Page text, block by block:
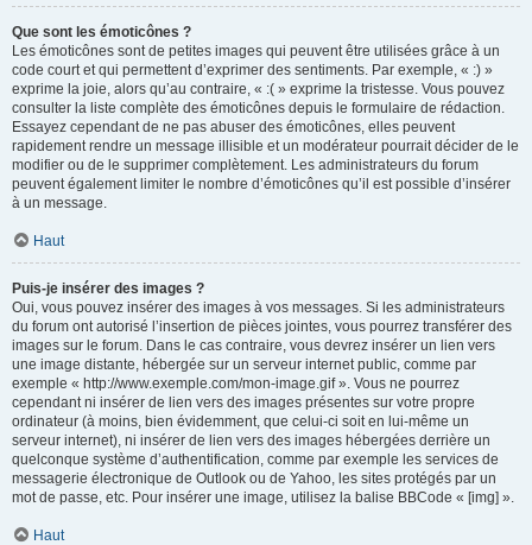
Que sont les émoticônes ?
Les émoticônes sont de petites images qui peuvent être utilisées grâce à un
code court et qui permettent d’exprimer des sentiments. Par exemple, « :) »
exprime la joie, alors qu’au contraire, « :( » exprime la tristesse. Vous pouvez
consulter la liste complète des émoticônes depuis le formulaire de rédaction.
Essayez cependant de ne pas abuser des émoticônes, elles peuvent
rapidement rendre un message illisible et un modérateur pourrait décider de le
modifier ou de le supprimer complètement. Les administrateurs du forum
peuvent également limiter le nombre d’émoticônes qu’il est possible d’insérer
à un message.
Haut
Puis-je insérer des images ?
Oui, vous pouvez insérer des images à vos messages. Si les administrateurs
du forum ont autorisé l’insertion de pièces jointes, vous pourrez transférer des
images sur le forum. Dans le cas contraire, vous devrez insérer un lien vers
une image distante, hébergée sur un serveur internet public, comme par
exemple « http://www.exemple.com/mon-image.gif ». Vous ne pourrez
cependant ni insérer de lien vers des images présentes sur votre propre
ordinateur (à moins, bien évidemment, que celui-ci soit en lui-même un
serveur internet), ni insérer de lien vers des images hébergées derrière un
quelconque système d’authentification, comme par exemple les services de
messagerie électronique de Outlook ou de Yahoo, les sites protégés par un
mot de passe, etc. Pour insérer une image, utilisez la balise BBCode « [img] ».
Haut